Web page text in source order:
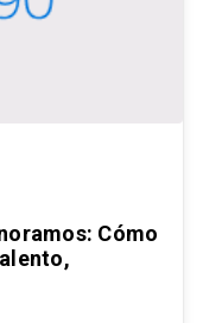
Cómo